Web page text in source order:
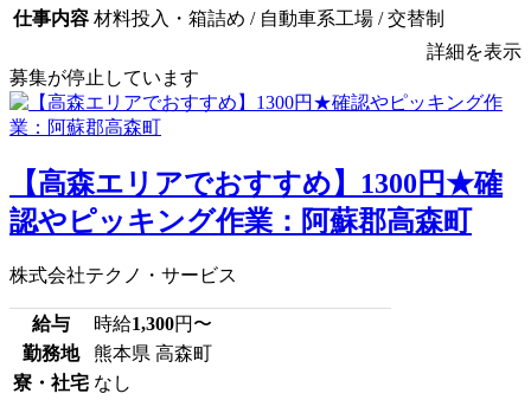
仕事内容 材料投入・箱詰め / 自動車系工場 / 交替制
詳細を表示
募集が停止しています
【高森エリアでおすすめ】1300円★確
認やピッキング作業：阿蘇郡高森町
株式会社テクノ・サービス
給与 時給1,300円〜
勤務地
熊本県 高森町
寮・社宅 なし